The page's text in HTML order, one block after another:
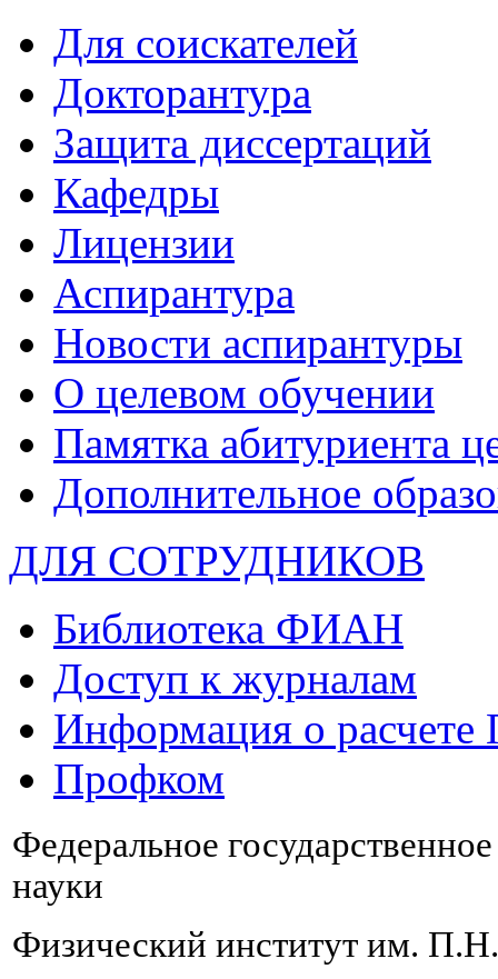
Для соискателей
Докторантура
Защита диссертаций
Кафедры
Лицензии
Аспирантура
Новости аспирантуры
О целевом обучении
Памятка абитуриента
Дополнительное
ДЛЯ СОТРУДНИКОВ
Библиотека ФИАН
Доступ к журналам
Информация о
Профком
Федеральное
науки
Физический институт им.